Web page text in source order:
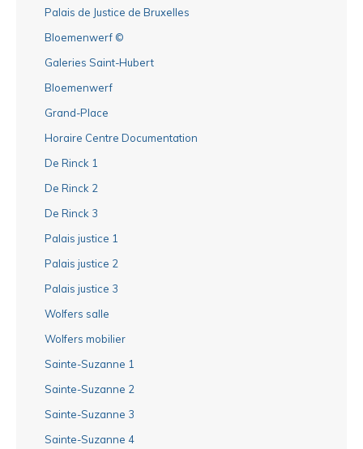
Palais de Justice de Bruxelles
Bloemenwerf ©
Galeries Saint-Hubert
Bloemenwerf
Grand-Place
Horaire Centre Documentation
De Rinck 1
De Rinck 2
De Rinck 3
Palais justice 1
Palais justice 2
Palais justice 3
Wolfers salle
Wolfers mobilier
Sainte-Suzanne 1
Sainte-Suzanne 2
Sainte-Suzanne 3
Sainte-Suzanne 4